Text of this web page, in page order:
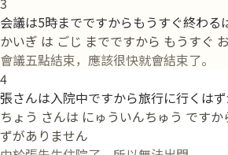
会議は5時までですからもうすぐ終わる
かいぎ は ごじ までですから もうすぐ
會議五點結束，應該很快就會結束了。
4
張さんは入院中ですから旅行に行くは
ちょう さんは にゅういんちゅう です
ずがありません